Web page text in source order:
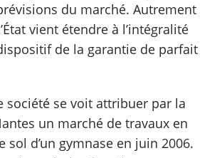
du marché. Autrement
vient étendre à l’intégralité
de la garantie de parfait
société se voit attribuer par la
un marché de travaux en
sol d’un gymnase en juin 2006.